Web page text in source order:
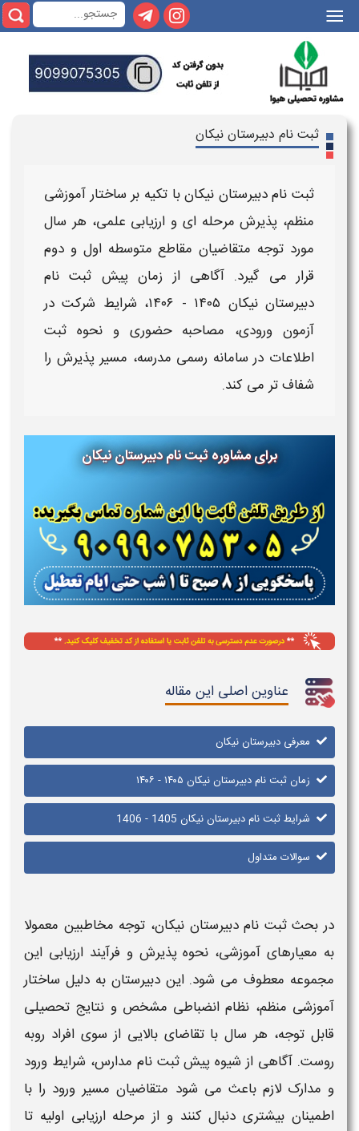
|||
ثبت نام دبیرستان نیکان
ثبت نام دبیرستان نیکانبا تکیه بر ساختار آموزشی
منظم، پذیرش مرحله ای و ارزیابی علمی، هر سال
مورد توجه متقاضیان مقاطع متوسطه اول و دوم
قرار می گیرد. آگاهی اززمان پیش ثبت نام
دبیرستان نیکان ۱۴۰۵ - ۱۴۰۶
، شرایط شرکت در
آزمون ورودی، مصاحبه حضوری و نحوه ثبت
اطلاعات در سامانه رسمی مدرسه، مسیر پذیرش را
شفاف تر می کند.
برای مشاوره ثبت نام دبیرستان نیکان
عناوین اصلی این مقاله
معرفی دبیرستان نیکان
زمان ثبت نام دبیرستان نیکان ۱۴۰۵ - ۱۴۰۶
شرایط ثبت نام دبیرستان نیکان 1405 - 1406
سوالات متداول
در بحثثبت نام دبیرستان نیکان، توجه مخاطبین معمولا
به معیارهای آموزشی، نحوه پذیرش و فرآیند ارزیابی این
مجموعه معطوف می شود. این دبیرستان به دلیل ساختار
آموزشی منظم، نظام انضباطی مشخص و نتایج تحصیلی
قابل توجه، هر سال با تقاضای بالایی از سوی افراد روبه
روست. آگاهی از شیوهپیش ثبت نام مدارس، شرایط ورود
و مدارک لازم باعث می شود متقاضیان مسیر ورود را با
اطمینان بیشتری دنبال کنند و از مرحله ارزیابی اولیه تا